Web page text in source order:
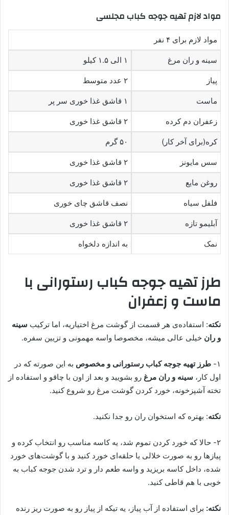
مواد لازم تهیه جوجه کباب مجلسی
مواد لازم برای ۴ نفر
سینه و ران مرغ ۱ الی ۱.۵ کیلو
پیاز ۲ عدد متوسط
ماست ۱ قاشق غذا خوری سر پر
زعفران دم کرده ۲ قاشق غذا خوری
کره(برای آخر کار) ۵۰ گرم
سس مایونز ۲ قاشق غذا خوری
روغن مایع ۲ قاشق غذا خوری
فلفل سیاه نصف قاشق چای خوری
آبلیمو تازه ۲ قاشق غذا خوری
نمک به اندازه دلخواه
طرز تهیه جوجه کباب رستورانی با
ماست و زعفران
نکته: استفاده‌ی هر قسمت از گوشت مرغ اختیاریه، اما ترکیب سینه
و ران خیلی عالی میشه، مخصوصا واسه مهمونی و تزیین سفره.
۱- طرز تهیه جوجه کباب رستورانی و مخصوص به این صورته که در
اول کار، سینه و ران مرغ رو بشویید و بعد از اون با چاقو و استفاده از
تخته آشپزخونه، خورد کردن گوشت مرغ رو شروع کنید.
نکته: بهتره که استخوان ران رو جدا نکنید.
۲- حالا که خورد کردن تموم شد، یه کاسه مناسب رو انتخاب کرده و
پیازها رو به صورت خلالی یا حلقه‌ای خورد کنید و با گوشت‌های خورد
شده، داخل کاسه بریزید و واسه طعم دار و ترد شدن جوجه کباب به
خوبی با هم قاطی کنید.
نکته: برای استفاده از آب پیاز، یه تیکه از پیاز رو به صورت ریز رنده